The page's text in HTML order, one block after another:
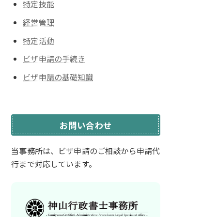
特定技能
経営管理
特定活動
ビザ申請の手続き
ビザ申請の基礎知識
お問い合わせ
当事務所は、ビザ申請のご相談から申請代
行まで対応しています。